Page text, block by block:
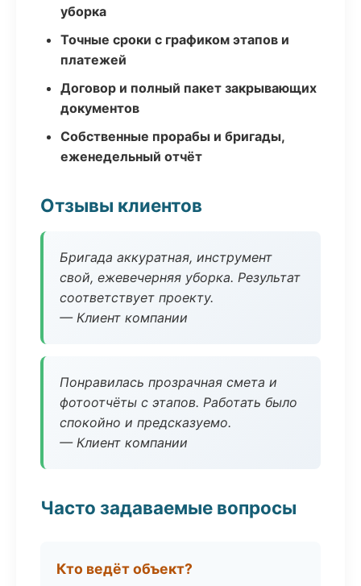
уборка
Точные сроки с графиком этапов и
платежей
Договор и полный пакет закрывающих
документов
Собственные прорабы и бригады,
еженедельный отчёт
Отзывы клиентов
Бригада аккуратная, инструмент
свой, ежевечерняя уборка. Результат
соответствует проекту.
— Клиент компании
Понравилась прозрачная смета и
фотоотчёты с этапов. Работать было
спокойно и предсказуемо.
— Клиент компании
Часто задаваемые вопросы
Кто ведёт объект?